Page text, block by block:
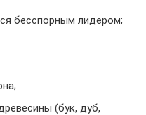
бесспорным лидером;
(бук, дуб,